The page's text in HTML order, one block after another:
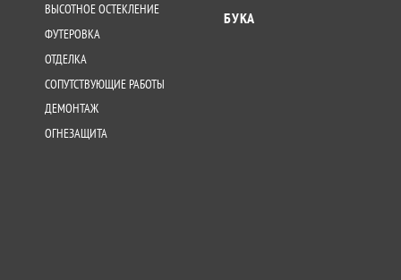
ВЫСОТНОЕ ОСТЕКЛЕНИЕ
ФУТЕРОВКА
ОТДЕЛКА
СОПУТСТВУЮЩИЕ РАБОТЫ
ДЕМОНТАЖ
ОГНЕЗАЩИТА
БУКА